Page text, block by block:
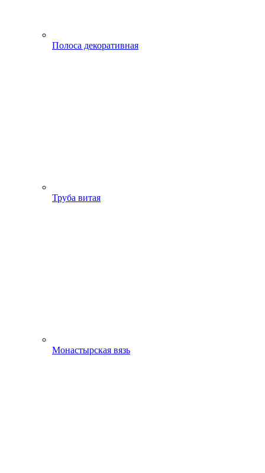
Полоса декоративная
Труба витая
Монастырская вязь